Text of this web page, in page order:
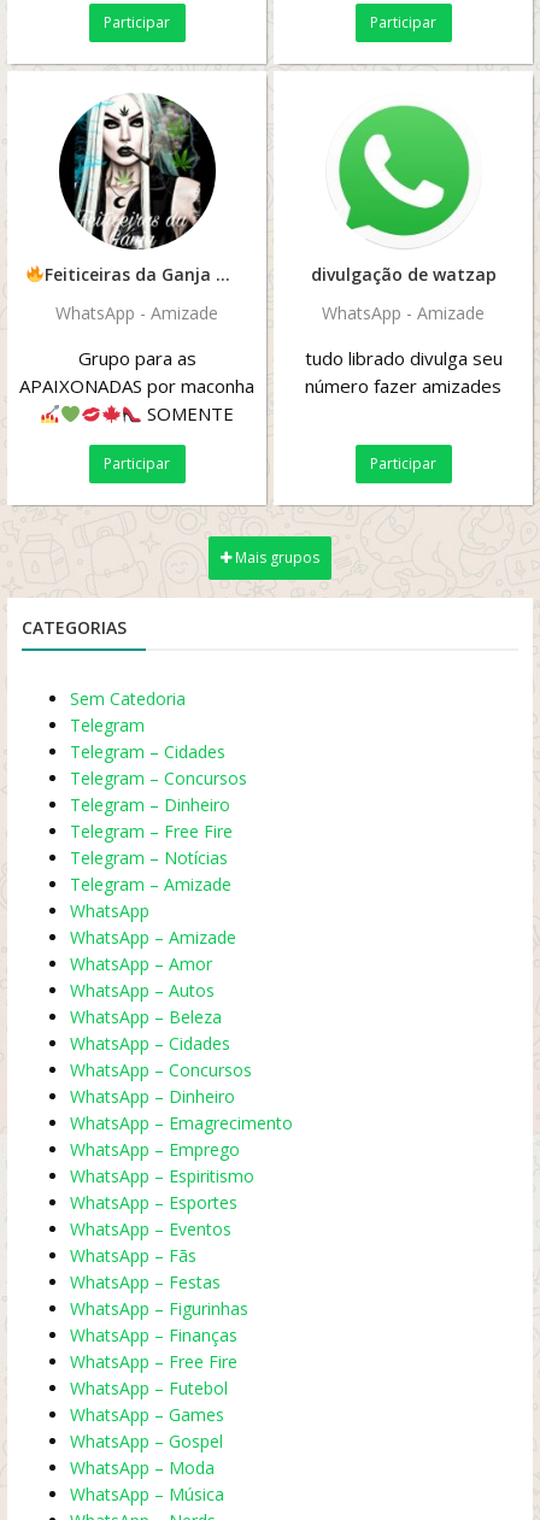
Participar Participar
Feiticeiras da Ganja
WhatsApp - Amizade
Grupo para as
APAIXONADAS por maconha
SOMENTE
PARA MULHERES
Participar
divulgação de watzap
WhatsApp - Amizade
tudo librado divulga seu
número fazer amizades
Participar
Mais grupos
CATEGORIAS
Sem Catedoria
Telegram
Telegram – Cidades
Telegram – Concursos
Telegram – Dinheiro
Telegram – Free Fire
Telegram – Notícias
Telegram – Amizade
WhatsApp
WhatsApp – Amizade
WhatsApp – Amor
WhatsApp – Autos
WhatsApp – Beleza
WhatsApp – Cidades
WhatsApp – Concursos
WhatsApp – Dinheiro
WhatsApp – Emagrecimento
WhatsApp – Emprego
WhatsApp – Espiritismo
WhatsApp – Esportes
WhatsApp – Eventos
WhatsApp – Fãs
WhatsApp – Festas
WhatsApp – Figurinhas
WhatsApp – Finanças
WhatsApp – Free Fire
WhatsApp – Futebol
WhatsApp – Games
WhatsApp – Gospel
WhatsApp – Moda
WhatsApp – Música